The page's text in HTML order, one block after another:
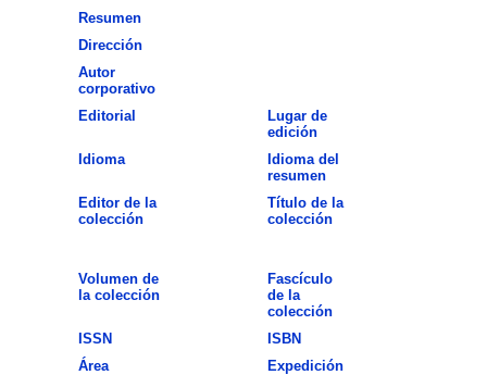
Resumen
Dirección
Autor
corporativo
Editorial
Lugar de
edición
Idioma
Idioma del
resumen
Editor de la
colección
Título de la
colección
Volumen de
la colección
Fascículo
de la
colección
ISSN
ISBN
Área
Expedición